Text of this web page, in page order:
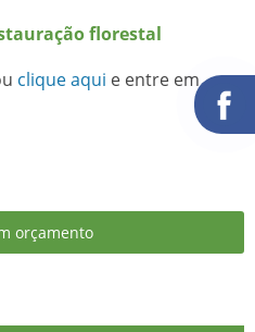
florestal
clique aqui e entre em
orçamento